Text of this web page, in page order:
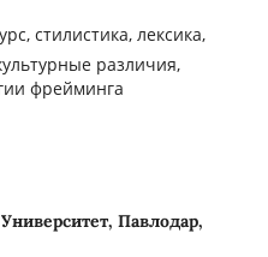
стилистика, лексика,
различия,
фрейминга
Павлодар,